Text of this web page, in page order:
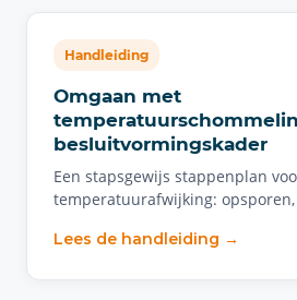
Handleiding
Omgaan met
besluitvormingskader
Een stapsgewijs stappenplan
temperatuurafwijking:
Lees de handleiding →